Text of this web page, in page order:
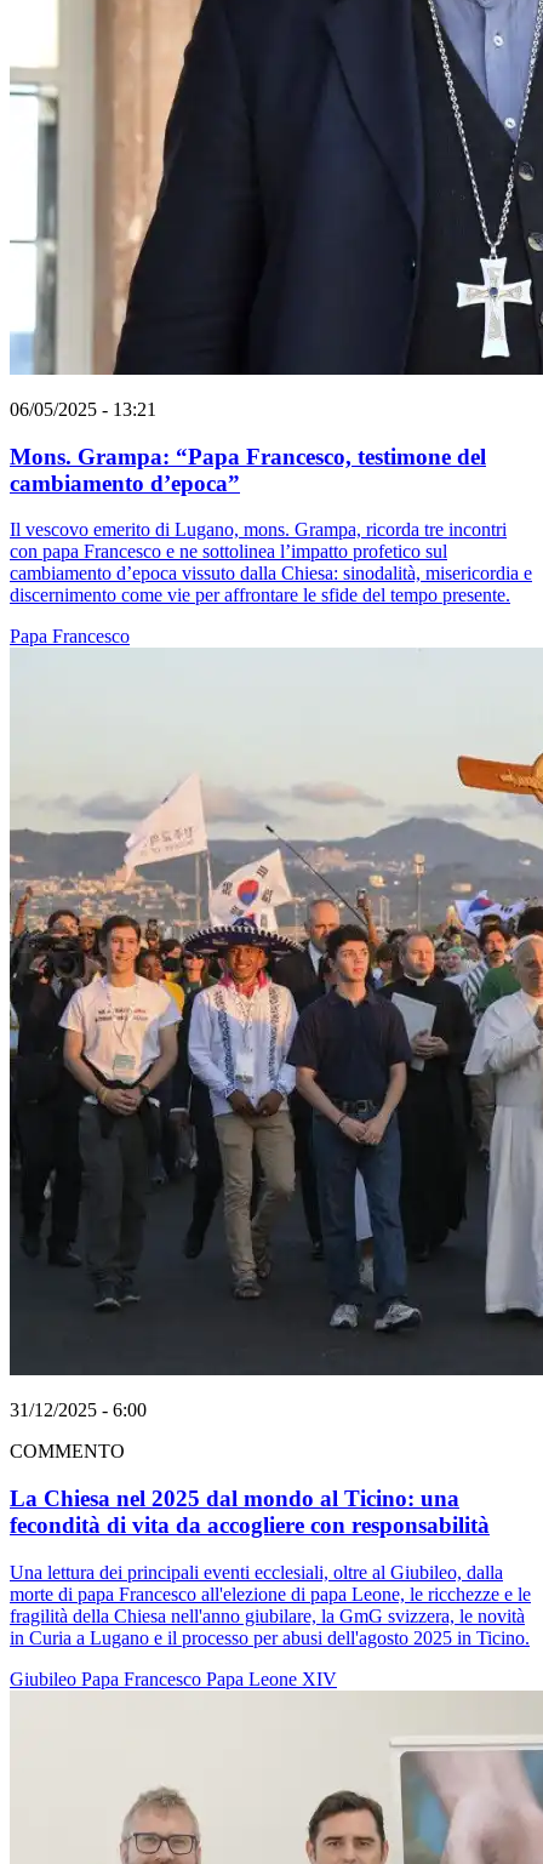
06/05/2025 - 13:21
Mons. Grampa: “Papa Francesco, testimone del
cambiamento d’epoca”
Il vescovo emerito di Lugano, mons. Grampa, ricorda tre incontri
con papa Francesco e ne sottolinea l’impatto profetico sul
cambiamento d’epoca vissuto dalla Chiesa: sinodalità, misericordia e
discernimento come vie per affrontare le sfide del tempo presente.
Papa Francesco
31/12/2025 - 6:00
COMMENTO
La Chiesa nel 2025 dal mondo al Ticino: una
fecondità di vita da accogliere con responsabilità
Una lettura dei principali eventi ecclesiali, oltre al Giubileo, dalla
morte di papa Francesco all'elezione di papa Leone, le ricchezze e le
fragilità della Chiesa nell'anno giubilare, la GmG svizzera, le novità
in Curia a Lugano e il processo per abusi dell'agosto 2025 in Ticino.
Giubileo Papa Francesco Papa Leone XIV